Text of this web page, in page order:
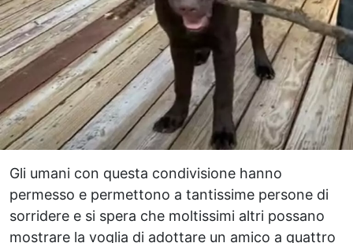
Gli umani con questa condivisione hanno
permesso e permettono a tantissime persone di
sorridere e si spera che moltissimi altri possano
mostrare la voglia di adottare un amico a quattro